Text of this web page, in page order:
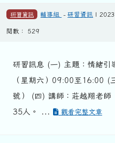
研習資訊 輔導組 -研習資訊 |
閱數： 529
研習訊息 (一) 主題：情緒引
（星期六）09:00至16:00 (
號） (四) 講師：莊越翔老
35人。 ...
觀看完整文章